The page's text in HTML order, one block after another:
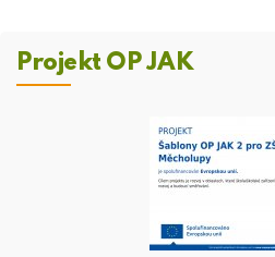
Projekt OP JAK